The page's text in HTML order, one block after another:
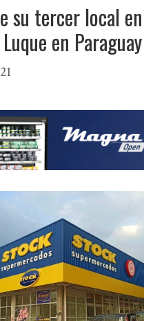
su tercer local
en Paraguay